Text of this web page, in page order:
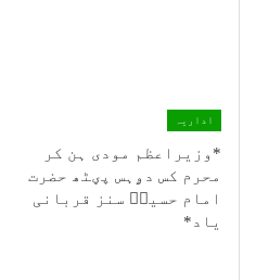
اداریہ
*وزیراعظم مودی ہن کر
محرم کس دۄہس پؠٹھ حضرت
امام حسینؑ سنز قربانی
یاد*